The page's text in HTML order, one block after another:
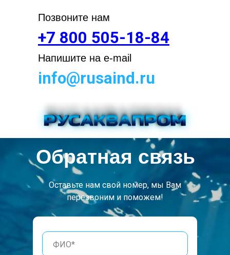
Позвоните нам
+7 800 505-18-84
Напишите на e-mail
info@rusaind.ru
Обратная связь
Оставьте нам свой номер, мы Вам
перезвоним и поможем!